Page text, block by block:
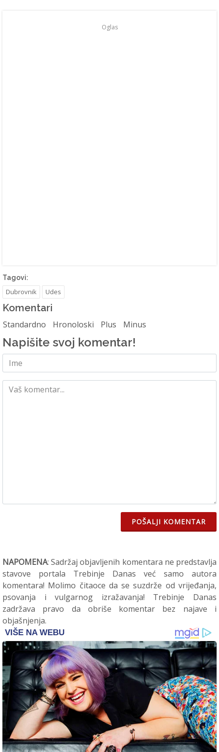
Oglas
Tagovi:
Dubrovnik Udes
Komentari
Standardno Hronoloski Plus Minus
Napišite svoj komentar!
POŠALJI KOMENTAR
NAPOMENA: Sadržaj objavljenih komentara ne predstavlja
stavove portala Trebinje Danas već samo autora
komentara! Molimo čitaoce da se suzdrže od vrijeđanja,
psovanja i vulgarnog izražavanja! Trebinje Danas
zadržava pravo da obriše komentar bez najave i
objašnjenja.